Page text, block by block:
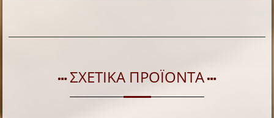
ΣΧΕΤΙΚΑ ΠΡΟΪΟΝΤΑ